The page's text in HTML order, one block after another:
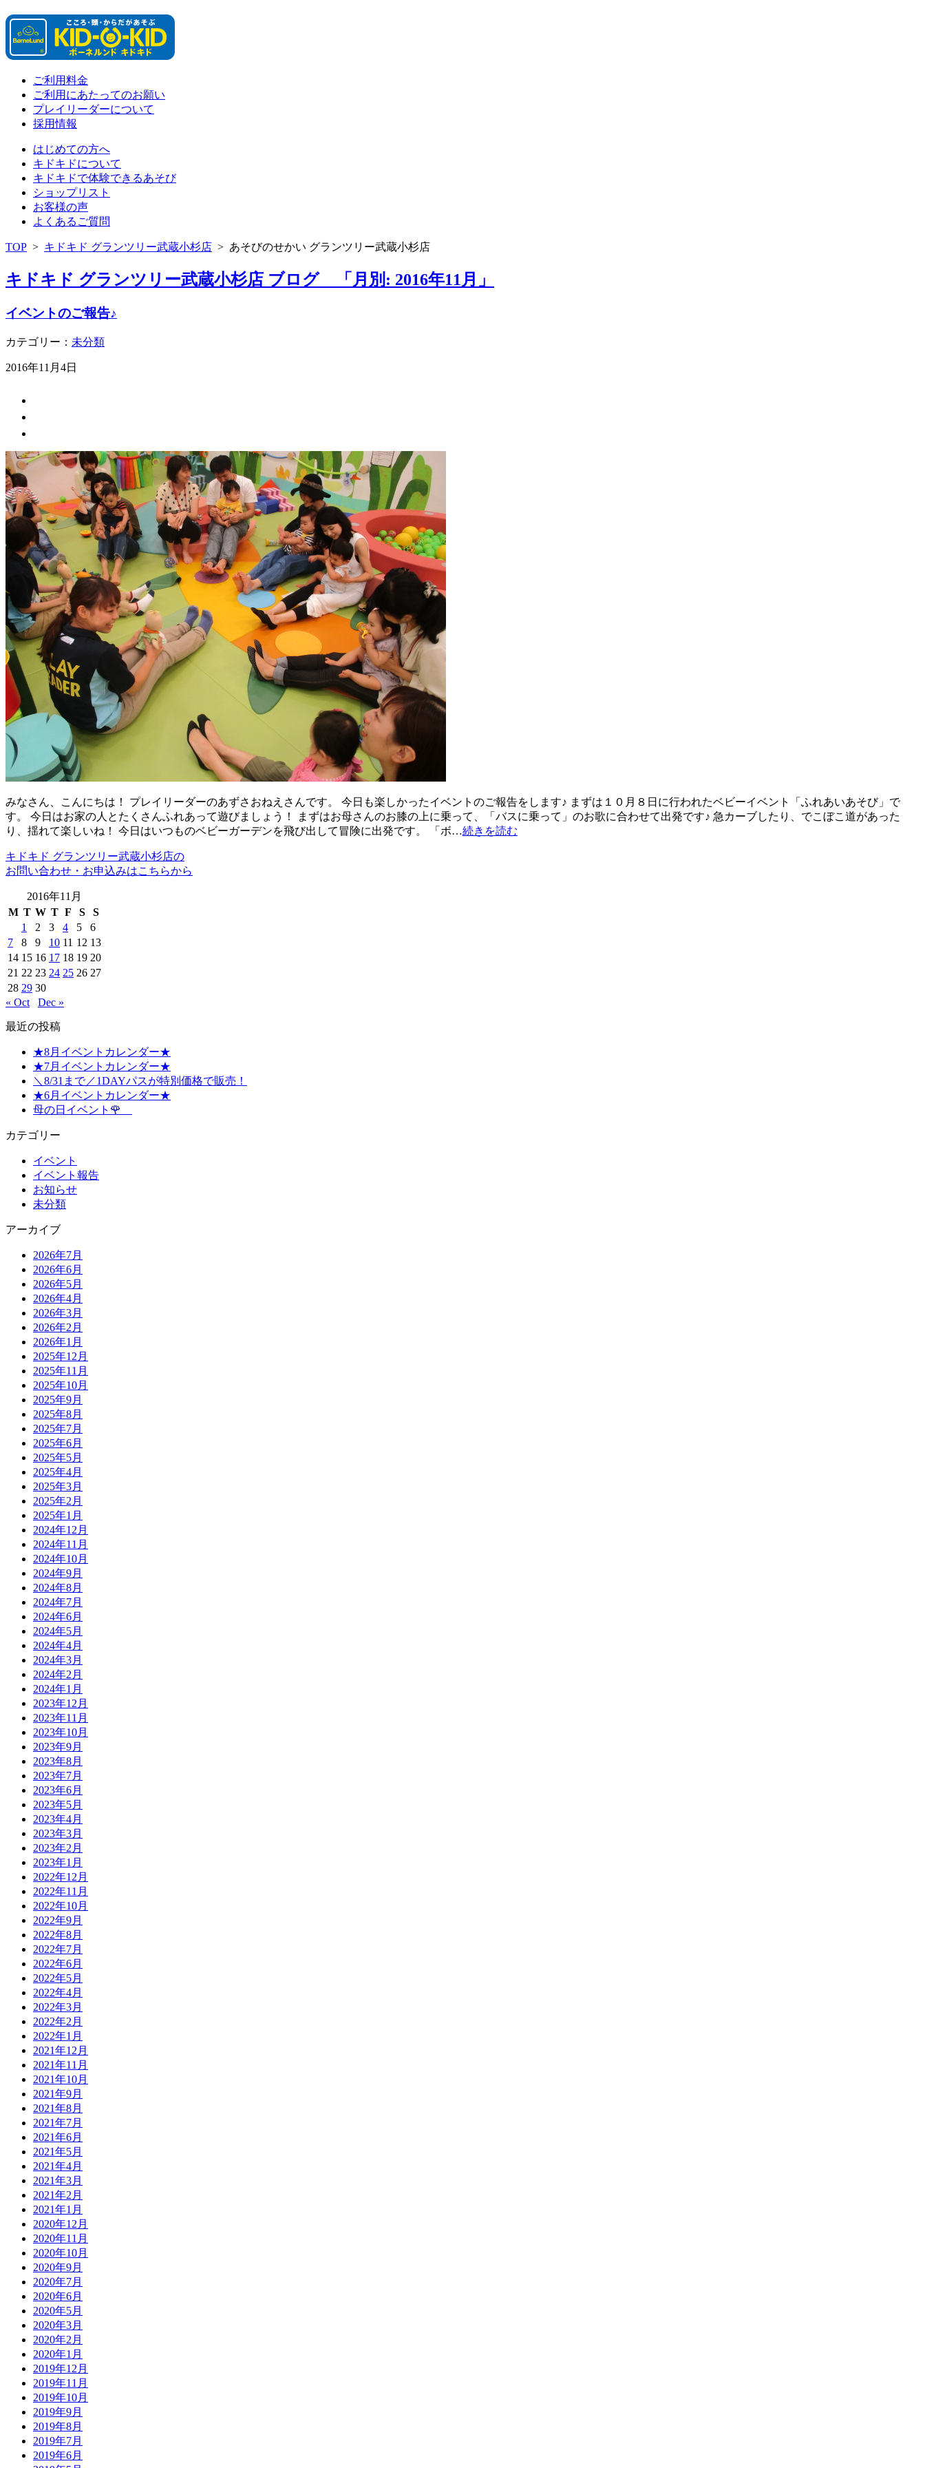
ご利用料金
ご利用にあたってのお願い
プレイリーダーについて
採用情報
はじめての方へ
キドキドについて
キドキドで体験できるあそび
ショップリスト
お客様の声
よくあるご質問
TOP > キドキド グランツリー武蔵小杉店 > あそびのせかい グランツリー武蔵小杉店
キドキド グランツリー武蔵小杉店 ブログ 「月別: 2016年11月」
イベントのご報告♪
カテゴリー： 未分類
2016年11月4日
みなさん、こんにちは！ プレイリーダーのあずさおねえさんです。 今日も楽しかったイベントのご報告をします♪ まずは１０月８日に行われたベビーイベント「ふれあいあそび」で
す。 今日はお家の人とたくさんふれあって遊びましょう！ まずはお母さんのお膝の上に乗って、「バスに乗って」のお歌に合わせて出発です♪ 急カーブしたり、でこぼこ道があった
り、揺れて楽しいね！ 今日はいつものベビーガーデンを飛び出して冒険に出発です。 「ボ…続きを読む
キドキド グランツリー武蔵小杉店の
お問い合わせ・お申込みはこちらから
2016年11月
M T W T F S
S
1
2 3 4 5
6
7
8 9 10 11 12 13
14 15 16 17 18 19 20
21 22 23 24 25 26 27
28 29 30
« Oct
Dec »
最近の投稿
★8月イベントカレンダー★
★7月イベントカレンダー★
＼8/31まで／1DAYパスが特別価格で販売！
★6月イベントカレンダー★
母の日イベント🌹
カテゴリー
イベント
イベント報告
お知らせ
未分類
アーカイブ
2026年7月
2026年6月
2026年5月
2026年4月
2026年3月
2026年2月
2026年1月
2025年12月
2025年11月
2025年10月
2025年9月
2025年8月
2025年7月
2025年6月
2025年5月
2025年4月
2025年3月
2025年2月
2025年1月
2024年12月
2024年11月
2024年10月
2024年9月
2024年8月
2024年7月
2024年6月
2024年5月
2024年4月
2024年3月
2024年2月
2024年1月
2023年12月
2023年11月
2023年10月
2023年9月
2023年8月
2023年7月
2023年6月
2023年5月
2023年4月
2023年3月
2023年2月
2023年1月
2022年12月
2022年11月
2022年10月
2022年9月
2022年8月
2022年7月
2022年6月
2022年5月
2022年4月
2022年3月
2022年2月
2022年1月
2021年12月
2021年11月
2021年10月
2021年9月
2021年8月
2021年7月
2021年6月
2021年5月
2021年4月
2021年3月
2021年2月
2021年1月
2020年12月
2020年11月
2020年10月
2020年9月
2020年7月
2020年6月
2020年5月
2020年3月
2020年2月
2020年1月
2019年12月
2019年11月
2019年10月
2019年9月
2019年8月
2019年7月
2019年6月